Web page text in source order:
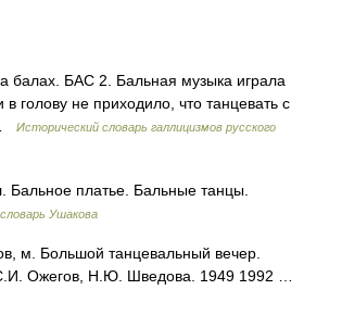
балах. БАС 2. Бальная музыка играла
не приходило, что танцевать с
Исторический словарь галлицизмов русского
платье. Бальные танцы.
Ушакова
м. Большой танцевальный вечер.
Ожегов, Н.Ю. Шведова. 1949 1992 …